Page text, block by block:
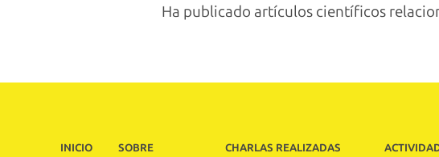
Ha publicado artículos científicos
INICIO SOBRE CHARLAS REALIZADAS